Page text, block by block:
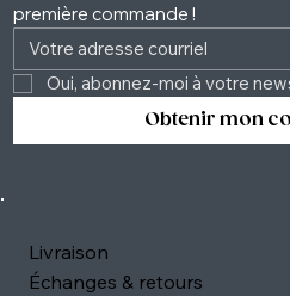
première commande !
Obtenir mon
Échanges & retours
Livraison